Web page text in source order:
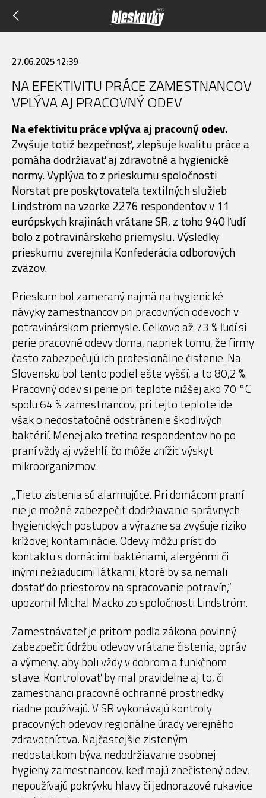
27.06.2025 12:39
NA EFEKTIVITU PRÁCE ZAMESTNANCOV
VPLÝVA AJ PRACOVNÝ ODEV
Na efektivitu práce vplýva aj pracovný odev.
Zvyšuje totiž bezpečnosť, zlepšuje kvalitu práce a
pomáha dodržiavať aj zdravotné a hygienické
normy. Vyplýva to z prieskumu spoločnosti
Norstat pre poskytovateľa textilných služieb
Lindström na vzorke 2276 respondentov v 11
európskych krajinách vrátane SR, z toho 940 ľudí
bolo z potravinárskeho priemyslu. Výsledky
prieskumu zverejnila Konfederácia odborových
zväzov.
Prieskum bol zameraný najmä na hygienické
návyky zamestnancov pri pracovných odevoch v
potravinárskom priemysle. Celkovo až 73 % ľudí si
perie pracovné odevy doma, napriek tomu, že firmy
často zabezpečujú ich profesionálne čistenie. Na
Slovensku bol tento podiel ešte vyšší, a to 80,2 %.
Pracovný odev si perie pri teplote nižšej ako 70 °C
spolu 64 % zamestnancov, pri tejto teplote ide
však o nedostatočné odstránenie škodlivých
baktérií. Menej ako tretina respondentov ho po
praní vždy aj vyžehlí, čo môže znížiť výskyt
mikroorganizmov.
„Tieto zistenia sú alarmujúce. Pri domácom praní
nie je možné zabezpečiť dodržiavanie správnych
hygienických postupov a výrazne sa zvyšuje riziko
krížovej kontaminácie. Odevy môžu prísť do
kontaktu s domácimi baktériami, alergénmi či
inými nežiaducimi látkami, ktoré by sa nemali
dostať do priestorov na spracovanie potravín,“
upozornil Michal Macko zo spoločnosti Lindström.
Zamestnávateľ je pritom podľa zákona povinný
zabezpečiť údržbu odevov vrátane čistenia, opráv
a výmeny, aby boli vždy v dobrom a funkčnom
stave. Kontrolovať by mal pravidelne aj to, či
zamestnanci pracovné ochranné prostriedky
riadne používajú. V SR vykonávajú kontroly
pracovných odevov regionálne úrady verejného
zdravotníctva. Najčastejšie zisteným
nedostatkom býva nedodržiavanie osobnej
hygieny zamestnancov, keď majú znečistený odev,
nepoužívajú pokrývku hlavy či jednorazové rukavice